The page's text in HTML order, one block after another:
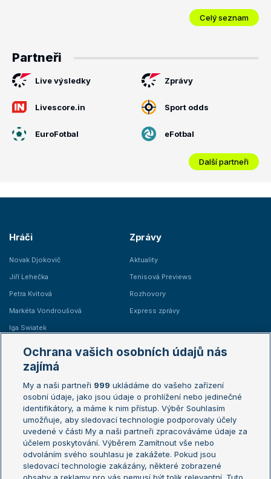
Celý seznam
Partneři
Live výsledky Zprávy
Livescore.in Sport odds
EuroFotbal eFotbal
Další partneři
Hráči
Novak Djokovič
Jiří Lehečka
Petra Kvitová
Markéta Vondroušová
Iga Swiatek
Zprávy
Aktuality
Tenisová Previews
Rozhovory
Express zprávy
Žebříčky
Žebříček ATP (muži)
Žebříček WTA (ženy)
Sázkařský žebříček
Australian Open
French Open
Wimbledon
US Open
Turnaj mistrů
Turnaj mistryň
Ochrana vašich osobních údajů nás
zajímá
My a naši partneři 999 ukládáme do vašeho zařízení
osobní údaje, jako jsou údaje o prohlížení nebo jedinečné
identifikátory, a máme k nim přístup. Výběr Souhlasím
umožňuje, aby sledovací technologie podporovaly účely
uvedené v části My a naši partneři zpracováváme údaje za
účelem poskytování. Výběrem Zamítnout vše nebo
odvoláním svého souhlasu je zakážete. Pokud jsou
sledovací technologie zakázány, některé zobrazené